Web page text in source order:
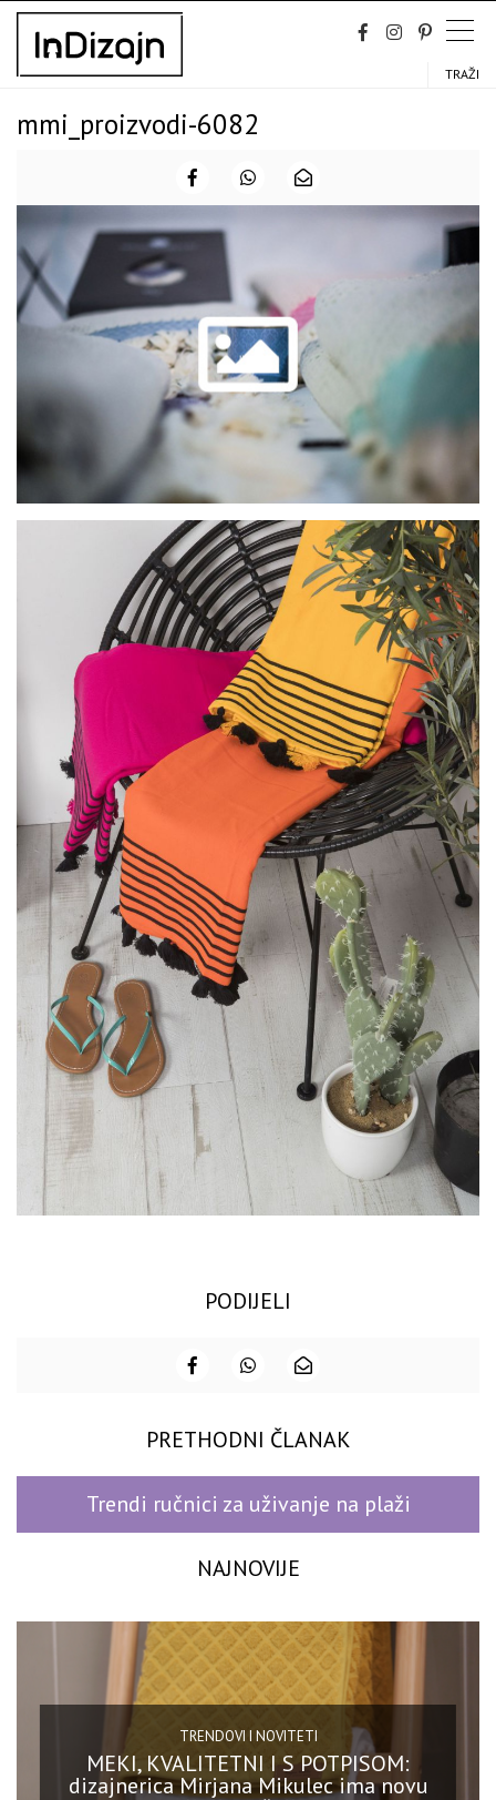
Skip
content
TRAŽI
mmi_proizvodi-6082
PODIJELI
PRETHODNI ČLANAK
Trendi ručnici za uživanje na plaži
NAJNOVIJE
TRENDOVI I NOVITETI
MEKI, KVALITETNI I S POTPISOM:
dizajnerica Mirjana Mikulec ima novu